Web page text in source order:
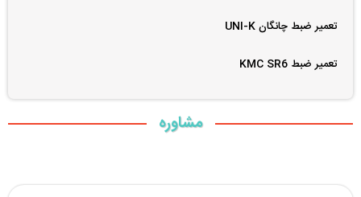
تعمیر ضبط چانگان UNI-K
تعمیر ضبط KMC SR6
مشاوره